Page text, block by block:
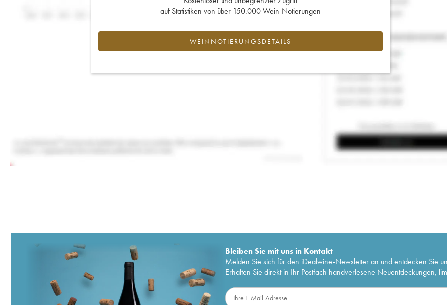
auf Statistiken von über 150.000 Wein-Notierungen
WEINNOTIERUNGSDETAILS
Bleiben Sie mit uns in Kontakt
Melden Sie sich für den iDealwine-Newsletter an und entdecken Sie
Erhalten Sie direkt in Ihr Postfach handverlesene Neuentdeckungen,